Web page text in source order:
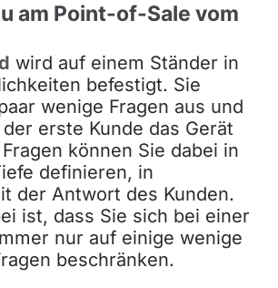
am Point-of-Sale vom
wird auf einem Ständer in
befestigt. Sie
wenige Fragen aus und
erste Kunde das Gerät
können Sie dabei in
definieren, in
der Antwort des Kunden.
ist, dass Sie sich bei einer
nur auf einige wenige
beschränken.